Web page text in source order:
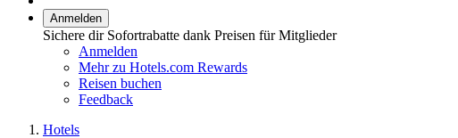
Anmelden
Sichere dir Sofortrabatte dank Preisen für Mitglieder
Anmelden
Mehr zu Hotels.com Rewards
Reisen buchen
Feedback
Hotels